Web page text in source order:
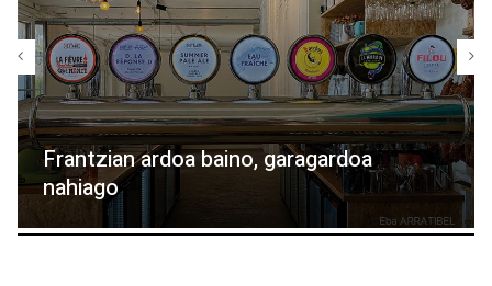
Frantzian ardoa baino, garagardoa
nahiago